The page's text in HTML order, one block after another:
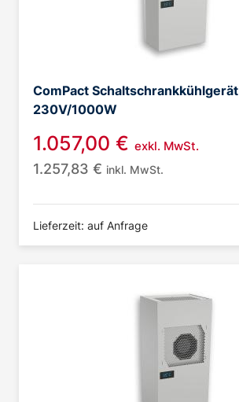
ComPact Schaltschrankkühlgerät
230V/1000W
1.057,00 € exkl. MwSt.
1.257,83 € inkl. MwSt.
Lieferzeit: auf Anfrage